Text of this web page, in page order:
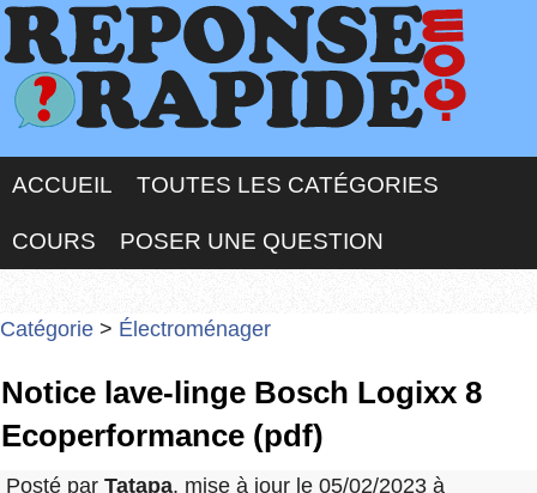
ACCUEIL TOUTES LES CATÉGORIES
COURS POSER UNE QUESTION
Catégorie > Électroménager
Notice lave-linge Bosch Logixx 8
Ecoperformance (pdf)
Posté par Tatapa, mise à jour le 05/02/2023 à